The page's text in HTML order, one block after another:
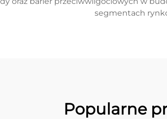
segmentach
Popularne